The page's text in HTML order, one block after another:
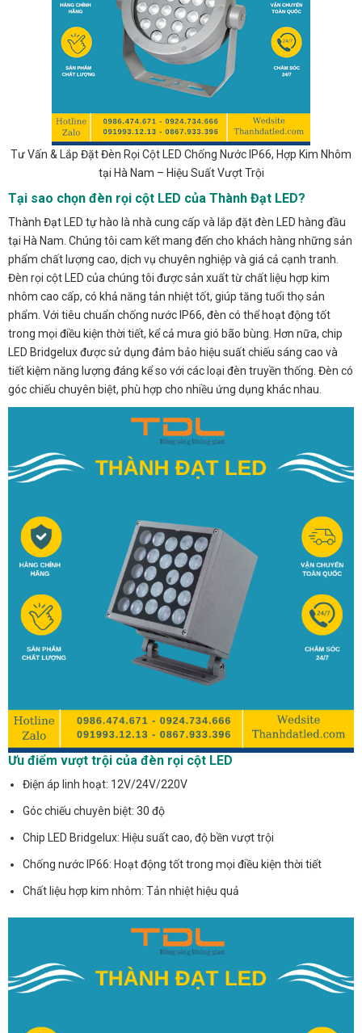
Tư Vấn & Lắp Đặt Đèn Rọi Cột LED Chống Nước IP66, Hợp Kim Nhôm
tại Hà Nam – Hiệu Suất Vượt Trội
Tại sao chọn đèn rọi cột LED của Thành Đạt LED?
Thành Đạt LED tự hào là nhà cung cấp và lắp đặt đèn LED hàng đầu
tại Hà Nam. Chúng tôi cam kết mang đến cho khách hàng những sản
phẩm chất lượng cao, dịch vụ chuyên nghiệp và giá cả cạnh tranh.
Đèn rọi cột LED của chúng tôi được sản xuất từ chất liệu hợp kim
nhôm cao cấp, có khả năng tản nhiệt tốt, giúp tăng tuổi thọ sản
phẩm. Với tiêu chuẩn chống nước IP66, đèn có thể hoạt động tốt
trong mọi điều kiện thời tiết, kể cả mưa gió bão bùng. Hơn nữa, chip
LED Bridgelux được sử dụng đảm bảo hiệu suất chiếu sáng cao và
tiết kiệm năng lượng đáng kể so với các loại đèn truyền thống. Đèn có
góc chiếu chuyên biệt, phù hợp cho nhiều ứng dụng khác nhau.
Ưu điểm vượt trội của đèn rọi cột LED
Điện áp linh hoạt: 12V/24V/220V
Góc chiếu chuyên biệt: 30 độ
Chip LED Bridgelux: Hiệu suất cao, độ bền vượt trội
Chống nước IP66: Hoạt động tốt trong mọi điều kiện thời tiết
Chất liệu hợp kim nhôm: Tản nhiệt hiệu quả